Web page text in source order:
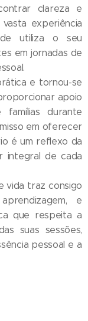
clareza e
experiência
utiliza o seu
em jornadas de
e tornou-se
apoio
durante
em oferecer
é um reflexo da
integral de cada
vida traz consigo
e
que respeita a
suas sessões,
pessoal e a